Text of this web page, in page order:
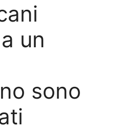
un
sono